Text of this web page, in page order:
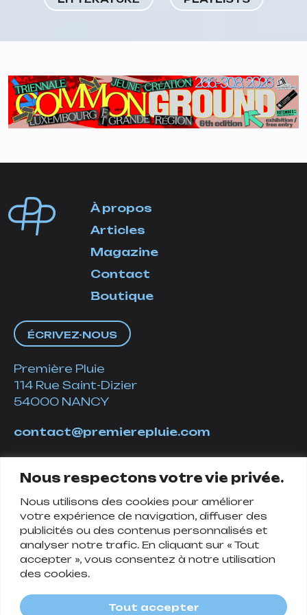
Nous respectons votre vie privée.
Nous utilisons des cookies pour améliorer
votre expérience de navigation, diffuser des
publicités ou des contenus personnalisés et
analyser notre trafic. En cliquant sur « Tout
accepter », vous consentez à notre utilisation
des cookies.
Tout accepter
À propos
Articles
Magazine
Contact
Boutique
ÉCRIVEZ-NOUS
Première Pluie
114 Rue Saint-Dizier
54000 NANCY
contact@premierepluie.com
Suivez-nous